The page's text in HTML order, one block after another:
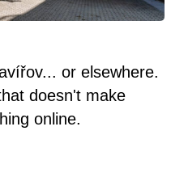
or elsewhere.
doesn't make
online.